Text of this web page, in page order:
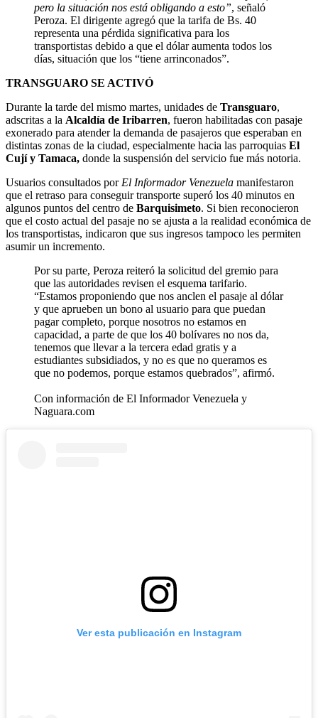
pero la situación nos está obligando a esto”, señaló
Peroza. El dirigente agregó que la tarifa de Bs. 40
representa una pérdida significativa para los
transportistas debido a que el dólar aumenta todos los
días, situación que los “tiene arrinconados”.
TRANSGUARO SE ACTIVÓ
Durante la tarde del mismo martes, unidades de Transguaro,
adscritas a la Alcaldía de Iribarren, fueron habilitadas con pasaje
exonerado para atender la demanda de pasajeros que esperaban en
distintas zonas de la ciudad, especialmente hacia las parroquias El
Cují y Tamaca, donde la suspensión del servicio fue más notoria.
Usuarios consultados por El Informador Venezuela manifestaron
que el retraso para conseguir transporte superó los 40 minutos en
algunos puntos del centro de Barquisimeto. Si bien reconocieron
que el costo actual del pasaje no se ajusta a la realidad económica de
los transportistas, indicaron que sus ingresos tampoco les permiten
asumir un incremento.
Por su parte, Peroza reiteró la solicitud del gremio para
que las autoridades revisen el esquema tarifario.
“Estamos proponiendo que nos anclen el pasaje al dólar
y que aprueben un bono al usuario para que puedan
pagar completo, porque nosotros no estamos en
capacidad, a parte de que los 40 bolívares no nos da,
tenemos que llevar a la tercera edad gratis y a
estudiantes subsidiados, y no es que no queramos es
que no podemos, porque estamos quebrados”, afirmó.
Con información de El Informador Venezuela y
Naguara.com
Ver esta publicación en Instagram